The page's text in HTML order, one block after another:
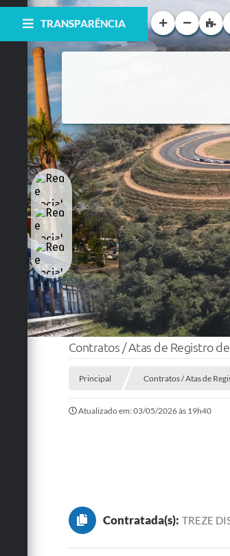
TRANSPARÊNCIA
Contratos / Atas de Registro
Principal Contratos / Atas de
Atualizado em: 03/05/2026 às 19h40
Contratada(s): TREZE